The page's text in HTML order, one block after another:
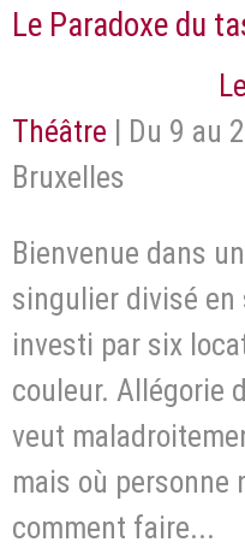
Le Paradoxe du
Théâtre
Bruxelles
Bienvenue dans
singulier divisé en
investi par six
couleur. Allégorie
veut
mais où personne
comment faire...